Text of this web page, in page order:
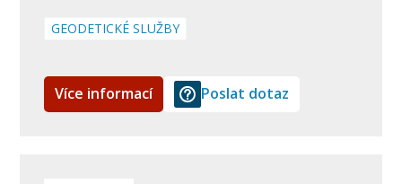
GEODETICKÉ SLUŽBY
Více informací Poslat dotaz